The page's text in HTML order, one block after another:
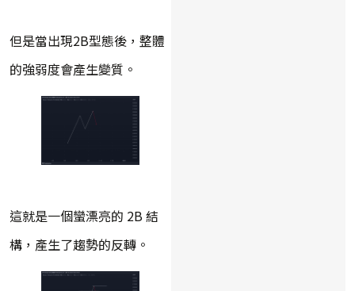
但是當出現2B型態後，整體
的強弱度會產生變質。
這就是一個蠻漂亮的 2B 結
構，產生了趨勢的反轉。